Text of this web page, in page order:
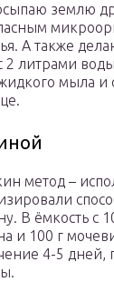
землю
А также
литрами
мыла и
метод –
В ёмкость с
и 100 г
4-5